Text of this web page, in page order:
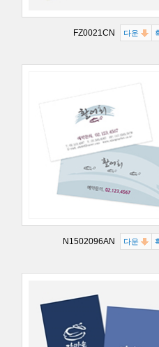
FZ0021CN 다운
N1502096AN 다운